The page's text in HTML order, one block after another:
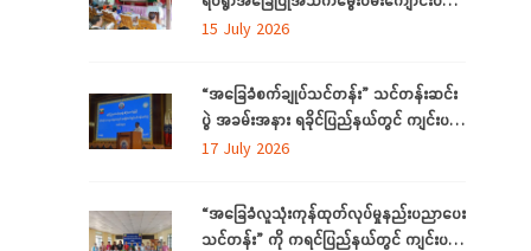
လိုအပ်ချက်တို့ကို ဆန်းစစ်စီမံခြင်း အစီအစဉ်
15 July 2026
“အခြေခံစက်ချုပ်သင်တန်း” သင်တန်းဆင်း
ပွဲ အခမ်းအနား ရခိုင်ပြည်နယ်တွင် ကျင်းပ
ပြုလုပ်
17 July 2026
“အခြေခံလူသုံးကုန်ထုတ်လုပ်မှုနည်းပညာပေး
သင်တန်း” ကို ကရင်ပြည်နယ်တွင် ကျင်းပ